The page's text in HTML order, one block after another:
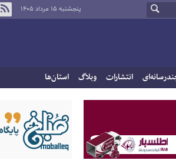
پنجشنبه ۱۵ مرداد ۱۴۰۵
انتشارات وبلاگ استان‌ها